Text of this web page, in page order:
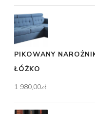
PIKOWANY
ŁÓŻKO
1 980,00zł